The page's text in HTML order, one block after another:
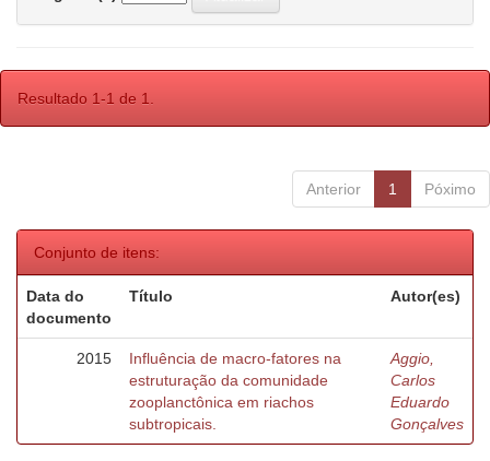
Resultado 1-1 de 1.
Anterior 1 Póximo
Conjunto de itens:
Data do
documento
Título Autor(es)
2015
Influência de macro-fatores na
estruturação da comunidade
zooplanctônica em riachos
subtropicais.
Aggio,
Carlos
Eduardo
Gonçalves